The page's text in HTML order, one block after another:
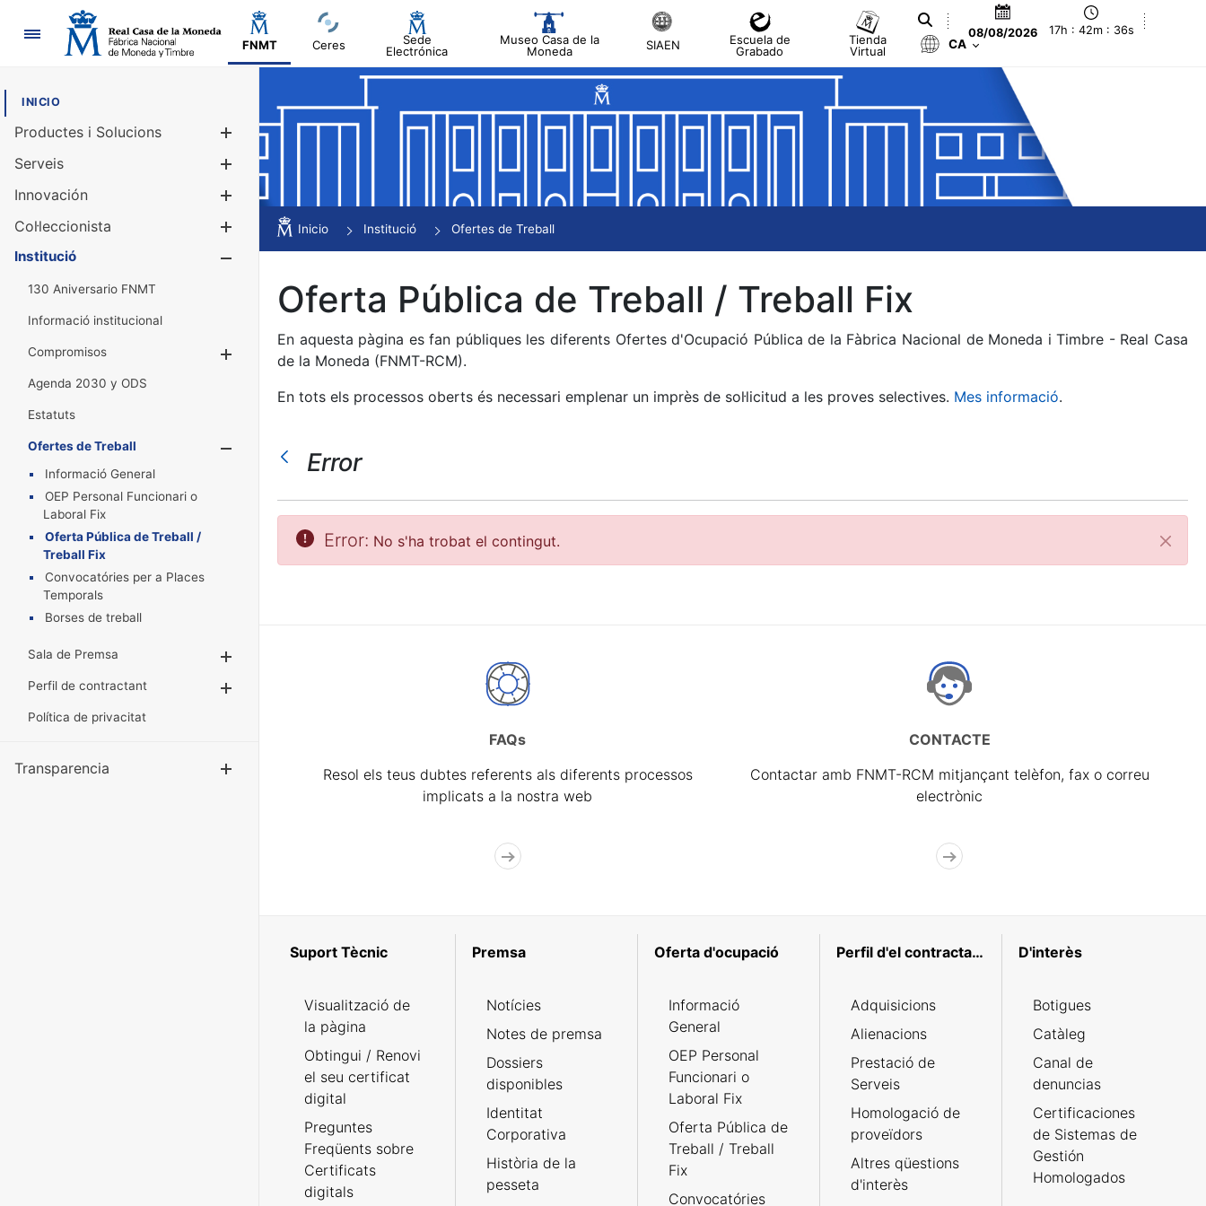
Navegació
FNMT Ceres
Sede
Electrónica
Museo Casa de la
Moneda
SIAEN
Escuela de
Grabado
Tienda
Virtual
08/08/2026 17h : 42m : 36s
CA
INICIO
Productes i Solucions
Mostra/Amaga
Serveis
Innovación
Col·leccionista
Mostra/Amaga
Institució
130 Aniversario FNMT
Informació institucional
Compromisos
Mostra/Amaga
Agenda 2030 y ODS
Estatuts
Ofertes de Treball
Informació General
OEP Personal Funcionari o
Laboral Fix
Oferta Pública de Treball /
Treball Fix
Convocatóries per a Places
Temporals
Borses de treball
Sala de Premsa
Perfil de contractant
Política de privacitat
Transparencia Mostra/Amaga
Inicio Institució Ofertes de Treball
Oferta Pública de Treball / Treball Fix
En aquesta pàgina es fan públiques les diferents Ofertes d'Ocupació Pública de la Fàbrica Nacional de Moneda i Timbre - Real Casa
de la Moneda (FNMT-RCM).
En tots els processos oberts és necessari emplenar un imprès de sol·licitud a les proves selectives. Mes informació.
Error
Tanca
Error: No s'ha trobat el contingut.
FAQs
Resol els teus dubtes referents als diferents processos
implicats a la nostra web
CONTACTE
Contactar amb FNMT-RCM mitjançant telèfon, fax o correu
electrònic
Suport Tècnic
Visualització de
la pàgina
Obtingui / Renovi
el seu certificat
digital
Preguntes
Freqüents sobre
Certificats
digitals
Premsa
Notícies
Notes de premsa
Dossiers
disponibles
Identitat
Corporativa
Història de la
pesseta
Oferta d'ocupació
Informació
General
OEP Personal
Funcionari o
Laboral Fix
Oferta Pública de
Treball / Treball
Fix
Convocatóries
Perfil d'el contractant
Adquisicions
Alienacions
Prestació de
Serveis
Homologació de
proveïdors
Altres qüestions
d'interès
D'interès
Botigues
Catàleg
Canal de
denuncias
Certificaciones
de Sistemas de
Gestión
Homologados